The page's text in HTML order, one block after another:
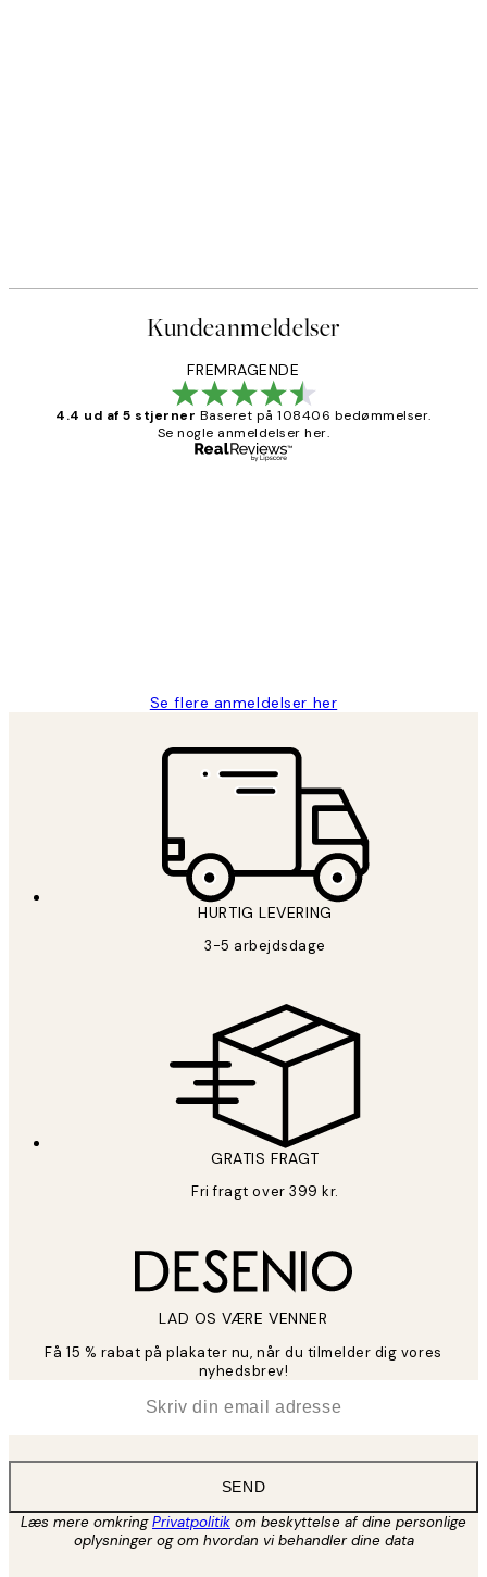
Kundeanmeldelser
FREMRAGENDE
4.4 ud af 5 stjerner Baseret på 108406 bedømmelser.
Se nogle anmeldelser her.
Se flere anmeldelser her
HURTIG LEVERING
3-5 arbejdsdage
GRATIS FRAGT
Fri fragt over 399 kr.
LAD OS VÆRE VENNER
Få 15 % rabat på plakater nu, når du tilmelder dig vores
nyhedsbrev!
SEND
Læs mere omkringPrivatpolitik om beskyttelse af dine personlige
oplysninger og om hvordan vi behandler dine data